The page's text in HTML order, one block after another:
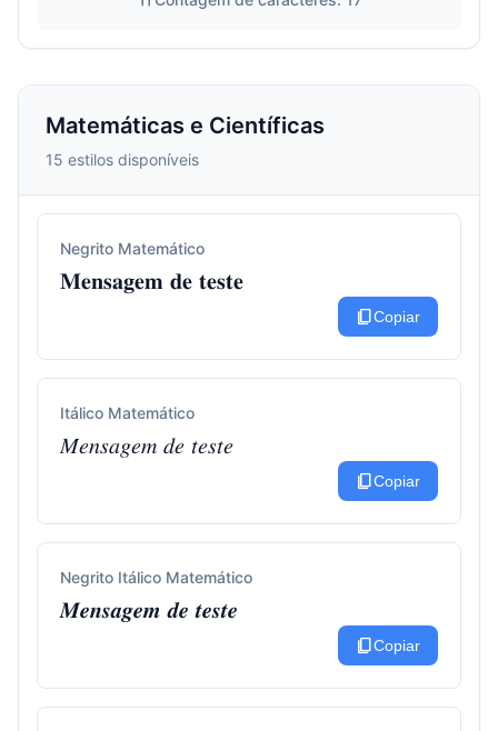
Matemáticas e Científicas
15 estilos disponíveis
Negrito Matemático
𝐌𝐞𝐧𝐬𝐚𝐠𝐞𝐦 𝐝𝐞 𝐭𝐞𝐬𝐭𝐞
content_copyCopiar
Itálico Matemático
𝑀𝑒𝑛𝑠𝑎𝑔𝑒𝑚 𝑑𝑒 𝑡𝑒𝑠𝑡𝑒
content_copyCopiar
Negrito Itálico Matemático
𝑴𝒆𝒏𝒔𝒂𝒈𝒆𝒎 𝒅𝒆 𝒕𝒆𝒔𝒕𝒆
content_copyCopiar